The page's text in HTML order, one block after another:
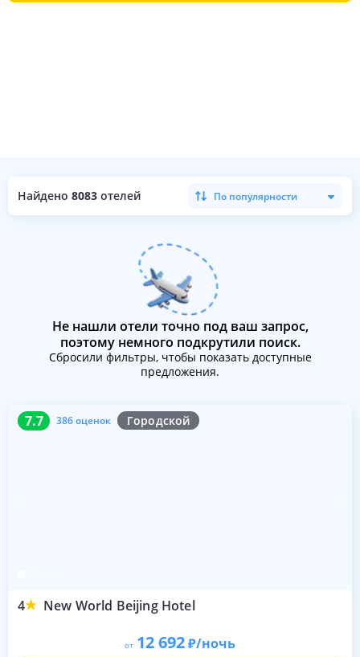
Найдено 8083 отелей По популярности
Не нашли отели точно под ваш запрос,
поэтому немного подкрутили поиск.
Сбросили фильтры, чтобы показать доступные
предложения.
7.7 386 оценок Городской
4 New World Beijing Hotel
7.7 386 оценок
от 12 692 /ночь